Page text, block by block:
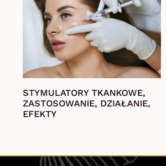
STYMULATORY TKANKOWE,
ZASTOSOWANIE, DZIAŁANIE,
EFEKTY